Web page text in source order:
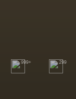
999+ 299